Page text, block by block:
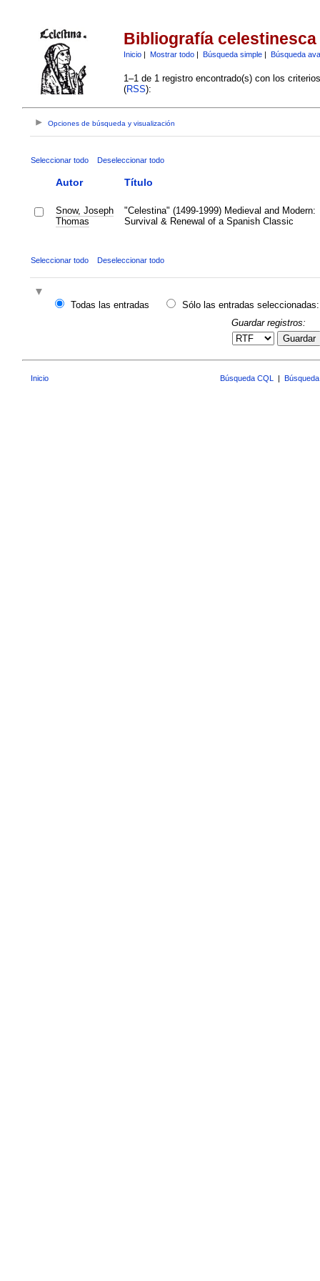
Bibliografía celestinesca
Inicio| Mostrar todo| Búsqueda simple| Búsqueda
1–1 de 1 registro encontrado(s) con los
(RSS):
Opciones de búsqueda y visualización
Seleccionar todo Deseleccionar todo
Autor Título
Snow, Joseph
Thomas
"Celestina" (1499-1999) Medieval and Modern:
Survival & Renewal of a Spanish Classic
Seleccionar todo Deseleccionar todo
Todas las entradas
Sólo las entradas seleccionadas:
Guardar registros:
Guardar
Inicio Búsqueda CQL